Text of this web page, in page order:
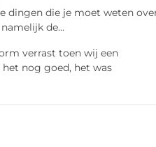
dingen die je moet weten
de...
verrast toen wij een
nog goed, het was